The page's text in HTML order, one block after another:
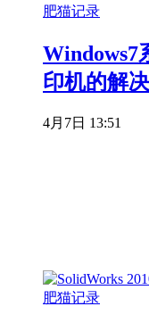
Windows7
印机的解
4月7日 13:51